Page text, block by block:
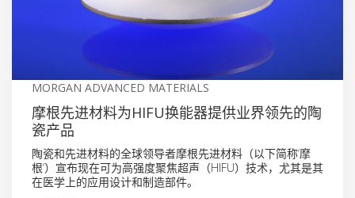
MORGAN ADVANCED MATERIALS
摩根先进材料为HIFU换能器提供业界领先的陶
瓷产品
陶瓷和先进材料的全球领导者摩根先进材料（以下简称‘摩
根’）宣布现在可为高强度聚焦超声（HIFU）技术，尤其是其
在医学上的应用设计和制造部件。